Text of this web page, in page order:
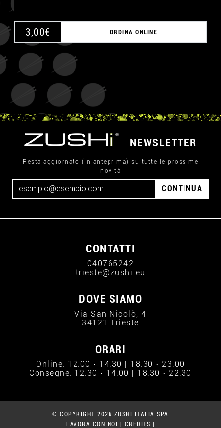
3,00€ ORDINA ONLINE
NEWSLETTER
Resta aggiornato (in anteprima) su tutte le prossime
novità
CONTINUA
CONTATTI
040765242
trieste@zushi.eu
DOVE SIAMO
Via San Nicolò, 4
34121 Trieste
ORARI
Online: 12:00 › 14:30 | 18:30 › 23:00
Consegne: 12:30 › 14:00 | 18:30 › 22:30
© COPYRIGHT 2026 ZUSHI ITALIA SPA
LAVORA CON NOI
CREDITS